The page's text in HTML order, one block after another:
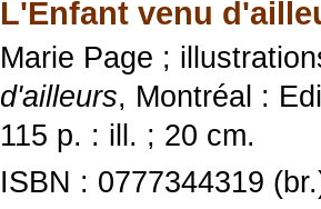
L'Enfant venu
Marie Page ;
d'ailleurs, Montréal :
115 p. : ill. ; 20 cm.
ISBN : 0777344319